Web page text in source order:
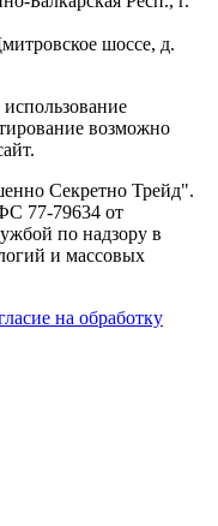
шоссе, д.
возможно
Секретно Трейд".
77-79634 от
по надзору в
и массовых
на обработку